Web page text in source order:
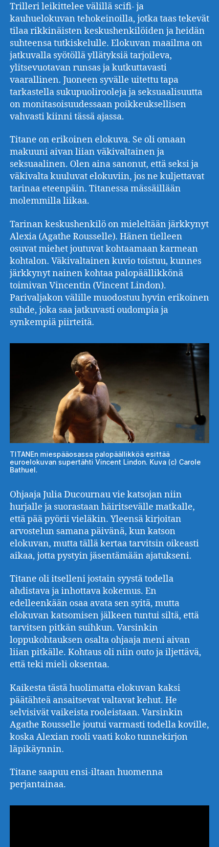
Trilleri leikittelee välillä scifi- ja
kauhuelokuvan tehokeinoilla, jotka taas tekevät
tilaa rikkinäisten keskushenkilöiden ja heidän
suhteensa tutkiskelulle. Elokuvan maailma on
jatkuvalla syötöllä yllätyksiä tarjoileva,
ylitsevuotavan runsas ja kutkuttavasti
vaarallinen. Juoneen syvälle uitettu tapa
tarkastella sukupuolirooleja ja seksuaalisuutta
on monitasoisuudessaan poikkeuksellisen
vahvasti kiinni tässä ajassa.
Titane on erikoinen elokuva. Se oli omaan
makuuni aivan liian väkivaltainen ja
seksuaalinen. Olen aina sanonut, että seksi ja
väkivalta kuuluvat elokuviin, jos ne kuljettavat
tarinaa eteenpäin. Titanessa mässäillään
molemmilla liikaa.
Tarinan keskushenkilö on mieleltään järkkynyt
Alexia (Agathe Rousselle). Hänen tielleen
osuvat miehet joutuvat kohtaamaan karmean
kohtalon. Väkivaltainen kuvio toistuu, kunnes
järkkynyt nainen kohtaa palopäällikkönä
toimivan Vincentin (Vincent Lindon).
Parivaljakon välille muodostuu hyvin erikoinen
suhde, joka saa jatkuvasti oudompia ja
synkempiä piirteitä.
TITANEn miespääosassa palopäällikköä esittää
euroelokuvan supertähti Vincent Lindon. Kuva (c) Carole
Bathuel.
Ohjaaja Julia Ducournau vie katsojan niin
hurjalle ja suorastaan häiritsevälle matkalle,
että pää pyörii vieläkin. Yleensä kirjoitan
arvostelun samana päivänä, kun katson
elokuvan, mutta tällä kertaa tarvitsin oikeasti
aikaa, jotta pystyin jäsentämään ajatukseni.
Titane oli itselleni jostain syystä todella
ahdistava ja inhottava kokemus. En
edelleenkään osaa avata sen syitä, mutta
elokuvan katsomisen jälkeen tuntui siltä, että
tarvitsen pitkän suihkun. Varsinkin
loppukohtauksen osalta ohjaaja meni aivan
liian pitkälle. Kohtaus oli niin outo ja iljettävä,
että teki mieli oksentaa.
Kaikesta tästä huolimatta elokuvan kaksi
päätähteä ansaitsevat valtavat kehut. He
selvisivät vaikeista rooleistaan. Varsinkin
Agathe Rousselle joutui varmasti todella koville,
koska Alexian rooli vaati koko tunnekirjon
läpikäynnin.
Titane saapuu ensi-iltaan huomenna
perjantainaa.